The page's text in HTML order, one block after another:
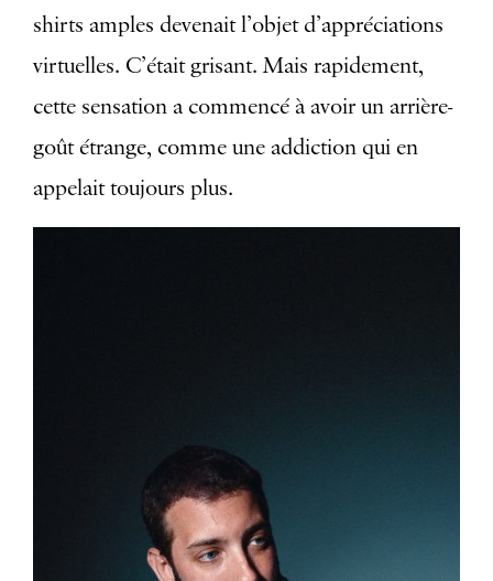
shirts amples devenait l’objet d’appréciations
virtuelles. C’était grisant. Mais rapidement,
cette sensation a commencé à avoir un arrière-
goût étrange, comme une addiction qui en
appelait toujours plus.